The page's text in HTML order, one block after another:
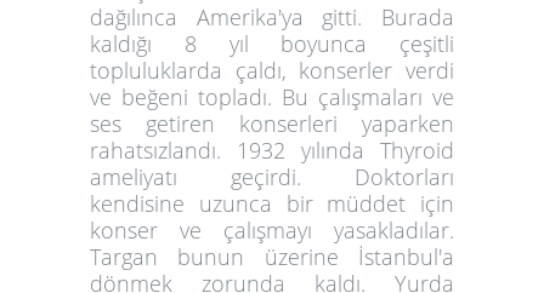
dağılınca Amerika'ya gitti. Burada
kaldığı 8 yıl boyunca çeşitli
topluluklarda çaldı, konserler verdi
ve beğeni topladı. Bu çalışmaları ve
ses getiren konserleri yaparken
rahatsızlandı. 1932 yılında Thyroid
ameliyatı geçirdi. Doktorları
kendisine uzunca bir müddet için
konser ve çalışmayı yasakladılar.
Targan bunun üzerine İstanbul'a
dönmek zorunda kaldı. Yurda